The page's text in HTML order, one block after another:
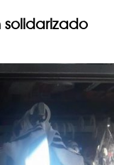
solidarizado